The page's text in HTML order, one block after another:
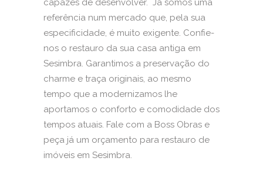
capazes de desenvolver. Já somos uma
referência num mercado que, pela sua
especificidade, é muito exigente. Confie-
nos o restauro da sua casa antiga em
Sesimbra. Garantimos a preservação do
charme e traça originais, ao mesmo
tempo que a modernizamos lhe
aportamos o conforto e comodidade dos
tempos atuais. Fale com a Boss Obras e
peça já um orçamento para restauro de
imóveis em Sesimbra.